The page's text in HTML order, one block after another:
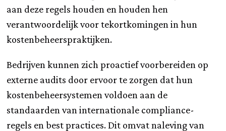
aan deze regels houden en houden hen
verantwoordelijk voor tekortkomingen in hun
kostenbeheerspraktijken.
Bedrijven kunnen zich proactief voorbereiden op
externe audits door ervoor te zorgen dat hun
kostenbeheersystemen voldoen aan de
standaarden van internationale compliance-
regels en best practices. Dit omvat naleving van